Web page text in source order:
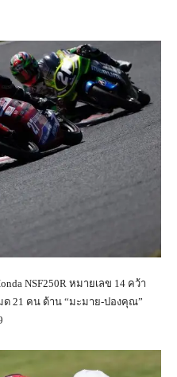
NSF250R หมายเลข 14 คว้า
21 คน ด้าน “มะมาย-ปองคุณ”